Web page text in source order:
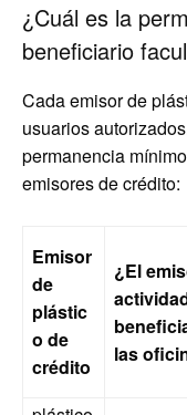
¿Cuál es la
beneficiario
Cada emisor de
usuarios
permanencia
emisores de crédito:
Emisor
de
plástic
o de
crédito
¿El
las